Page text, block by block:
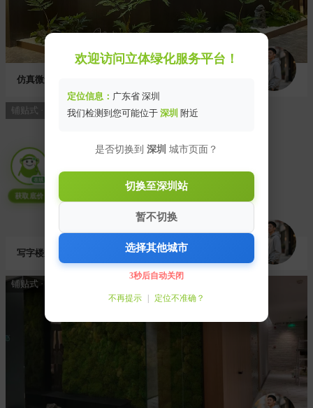
仿真微景观组合小景
铺贴式 · 写字楼 · 120㎡
写字楼大堂走廊室内垂直绿化
铺贴式 · 办公室 · 12㎡
在线
获取底价
欢迎访问立体绿化服务平台！
定位信息： 广东省 深圳
我们检测到您可能位于 深圳 附近
是否切换到 深圳 城市页面？
切换至深圳站
暂不切换
选择其他城市
3秒后自动关闭
不再提示 | 定位不准确？